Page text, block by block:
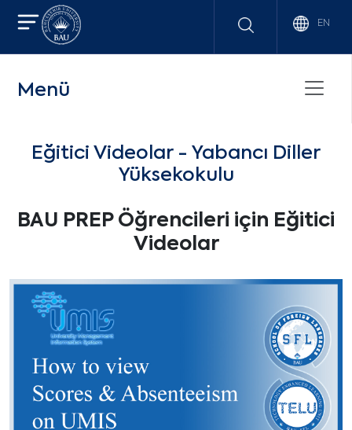
EN
Menü
Eğitici Videolar - Yabancı Diller
Yüksekokulu
BAU PREP Öğrencileri için Eğitici
Videolar